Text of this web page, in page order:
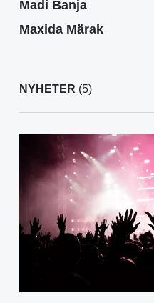
Madi Banja
Maxida Märak
NYHETER (5)